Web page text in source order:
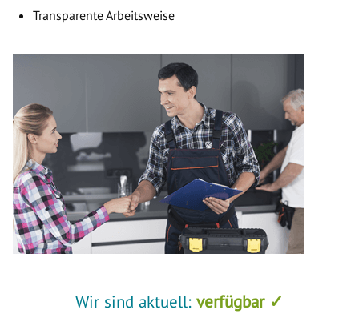
Transparente Arbeitsweise
Wir sind aktuell: verfügbar ✓